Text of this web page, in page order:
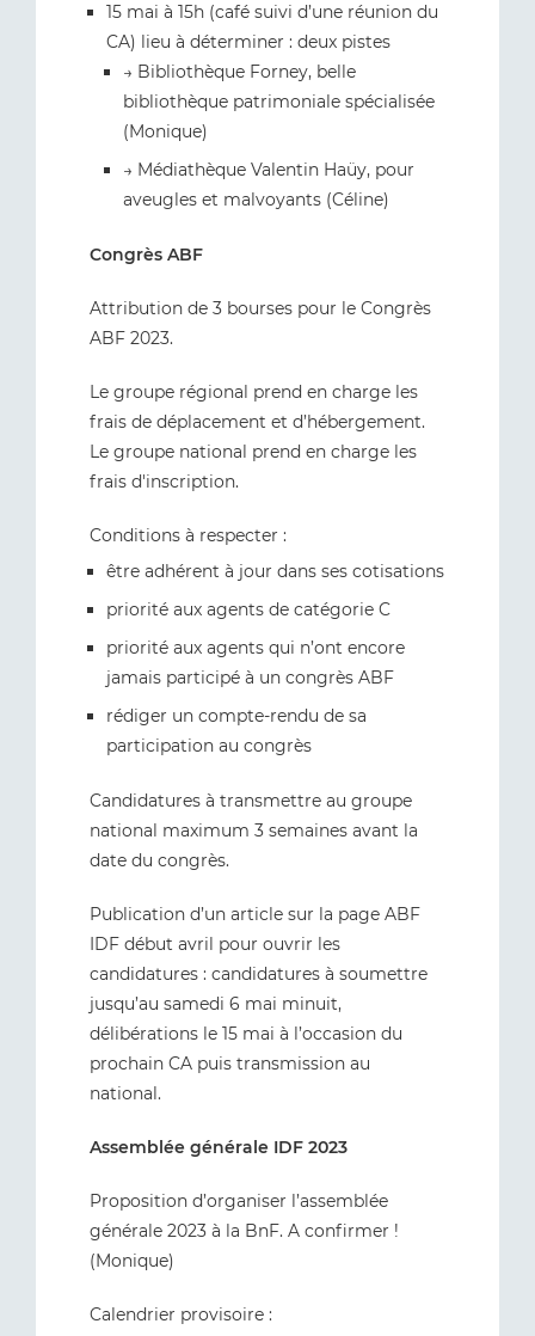
15 mai à 15h (café suivi d’une réunion du
CA) lieu à déterminer : deux pistes
→ Bibliothèque Forney, belle
bibliothèque patrimoniale spécialisée
(Monique)
→ Médiathèque Valentin Haüy, pour
aveugles et malvoyants (Céline)
Congrès ABF
Attribution de 3 bourses pour le Congrès
ABF 2023.
Le groupe régional prend en charge les
frais de déplacement et d’hébergement.
Le groupe national prend en charge les
frais d'inscription.
Conditions à respecter :
être adhérent à jour dans ses cotisations
priorité aux agents de catégorie C
priorité aux agents qui n’ont encore
jamais participé à un congrès ABF
rédiger un compte-rendu de sa
participation au congrès
Candidatures à transmettre au groupe
national maximum 3 semaines avant la
date du congrès.
Publication d’un article sur la page ABF
IDF début avril pour ouvrir les
candidatures : candidatures à soumettre
jusqu’au samedi 6 mai minuit,
délibérations le 15 mai à l’occasion du
prochain CA puis transmission au
national.
Assemblée générale IDF 2023
Proposition d’organiser l’assemblée
générale 2023 à la BnF. A confirmer !
(Monique)
Calendrier provisoire :